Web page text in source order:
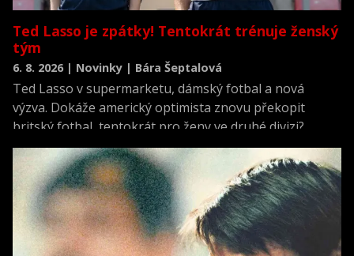
Ted Lasso je zpátky! Tentokrát trénuje ženský
tým
6. 8. 2026 | Novinky | Bára Šeptalová
Ted Lasso v supermarketu, dámský fotbal a nová
výzva. Dokáže americký optimista znovu překopit
britský fotbal, tentokrát pro ženy ve druhé divizi?